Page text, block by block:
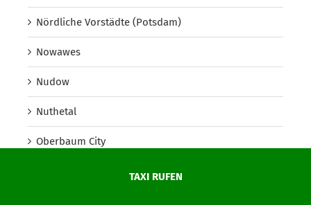
TAXI RUFEN
Nördliche Vorstädte (Potsdam)
Nowawes
Nudow
Nuthetal
Oberbaum City